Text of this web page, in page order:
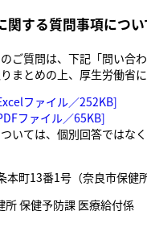
関する質問事項につい
ご質問は、下記「問い合
まとめの上、厚生労働省に
ファイル／252KB]
ファイル／65KB]
いては、個別回答ではな
本町13番1号（奈良市保健
所 保健予防課 医療給付係